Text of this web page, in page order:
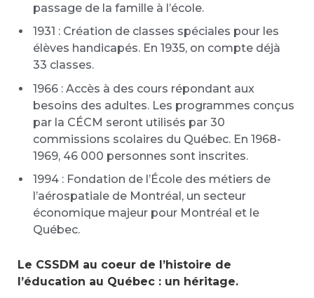
passage de la famille à l’école.
1931 : Création de classes spéciales pour les
élèves handicapés. En 1935, on compte déjà
33 classes.
1966 : Accès à des cours répondant aux
besoins des adultes. Les programmes conçus
par la CÉCM seront utilisés par 30
commissions scolaires du Québec. En 1968-
1969, 46 000 personnes sont inscrites.
1994 : Fondation de l’École des métiers de
l’aérospatiale de Montréal, un secteur
économique majeur pour Montréal et le
Québec.
Le CSSDM au coeur de l’histoire de
l’éducation au Québec : un héritage.